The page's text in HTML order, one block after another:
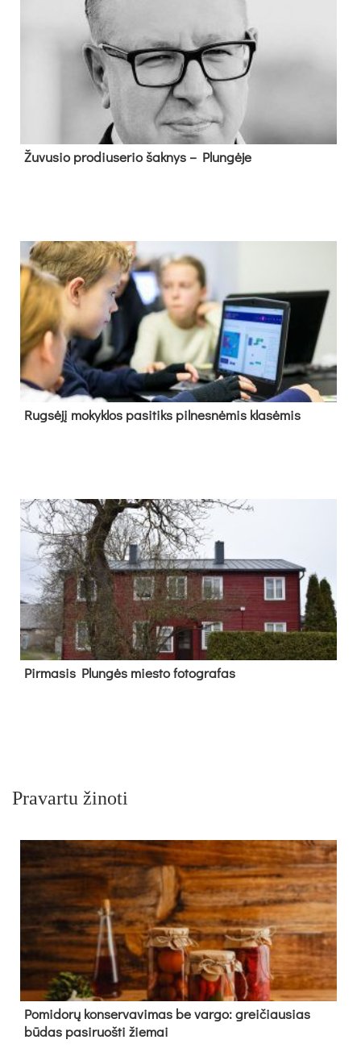
Žu­vu­sio pro­diu­se­rio šak­nys – Plun­gė­je
Rug­sė­jį mo­kyk­los pa­si­tiks pil­nes­nė­mis kla­sė­mis
Pir­ma­sis Plun­gės mies­to fo­tog­ra­fas
Pravartu žinoti
Pomidorų konservavimas be vargo: greičiausias
būdas pasiruošti žiemai